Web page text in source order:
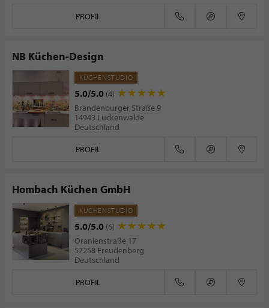
PROFIL
NB Küchen-Design
KÜCHENSTUDIO
5.0/5.0 (4)
Brandenburger Straße 9
14943 Luckenwalde
Deutschland
PROFIL
Hombach Küchen GmbH
KÜCHENSTUDIO
5.0/5.0 (6)
Oranienstraße 17
57258 Freudenberg
Deutschland
PROFIL